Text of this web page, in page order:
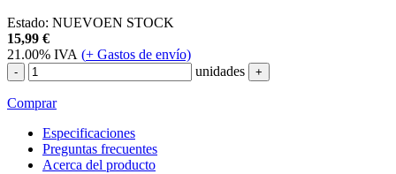
Estado: NUEVOEN STOCK
15,99 €
21.00% IVA (+ Gastos de envío)
- unidades +
Comprar
Especificaciones
Preguntas frecuentes
Acerca del producto